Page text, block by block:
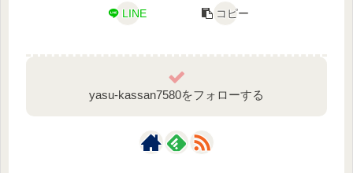
LINE コピー
yasu-kassan7580をフォローする